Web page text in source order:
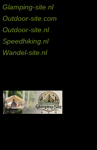
Glamping-site.nl
Outdoor-site.com
Outdoor-site.nl
Speedhiking.nl
Wandel-site.nl